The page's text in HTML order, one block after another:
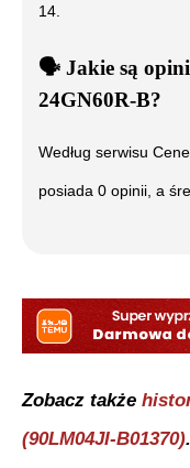
14
🗣️ Jakie są
24GN60R-B?
Według serwisu
posiada 0 opinii, a
Zobacz także
(90LM04JI-B01370).